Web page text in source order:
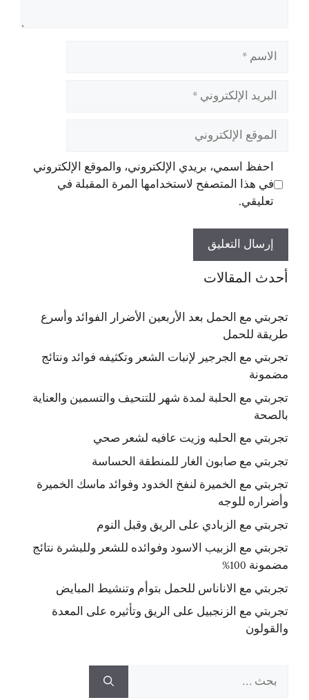
الاسم
البريد
الإلكتروني
الموقع
الإلكتروني
احفظ اسمي، بريدي الإلكتروني، والموقع الإلكتروني
في هذا المتصفح لاستخدامها المرة المقبلة في
تعليقي.
أحدث المقالات
تجربتي مع الحمل بعد الأربعين الأضرار الفوائد وأسرع
طريقة للحمل
تجربتي مع الجرجير لإنبات الشعر وتكثيفه فوائد ونتائج
مضمونة
تجربتي مع الحلبة لمدة شهر للتنحيف والتسمين والعناية
بالصحة
تجربتي مع الحلبه وزيت عافيه لشعر صحي
تجربتي مع صابون الغار للمنطقة الحساسة
تجربتي مع الخميرة لنفخ الخدود وفوائد ماسك الخميرة
وأضراره للوجه
تجربتي مع الزبادي على الريق وقبل النوم
تجربتي مع الزبيب الاسود وفوائده للشعر وللبشرة نتائج
مضمونة 100%
تجربتي مع الاناناس للحمل بتوأم وتنشيط المبايض
تجربتي مع الزنجبيل على الريق وتأثيره على المعدة
والقولون
عن: